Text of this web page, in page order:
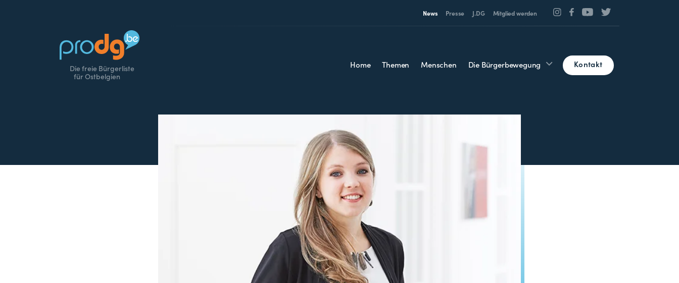
News Presse J.DG Mitglied werden
Die freie Bürgerliste
für Ostbelgien
Home Themen Menschen Die Bürgerbewegung Kontakt